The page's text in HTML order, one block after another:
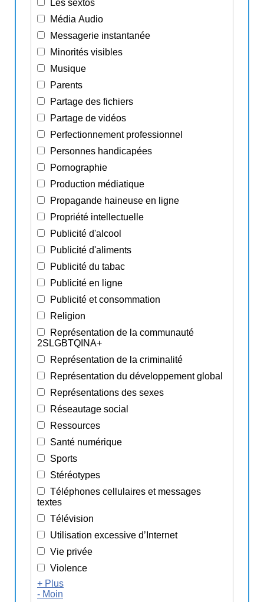
Les sextos
Média Audio
Messagerie instantanée
Minorités visibles
Musique
Parents
Partage des fichiers
Partage de vidéos
Perfectionnement professionnel
Personnes handicapées
Pornographie
Production médiatique
Propagande haineuse en ligne
Propriété intellectuelle
Publicité d'alcool
Publicité d'aliments
Publicité du tabac
Publicité en ligne
Publicité et consommation
Religion
Représentation de la communauté
2SLGBTQINA+
Représentation de la criminalité
Représentation du développement global
Représentations des sexes
Réseautage social
Ressources
Santé numérique
Sports
Stéréotypes
Téléphones cellulaires et messages
textes
Télévision
Utilisation excessive d’Internet
Vie privée
Violence
+ Plus
- Moin